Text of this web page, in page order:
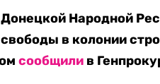
Народной
в колонии
сообщили в